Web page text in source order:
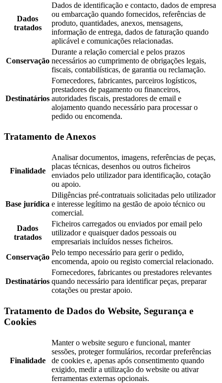
Dados
tratados
Dados de identificação e contacto, dados de empresa
ou embarcação quando fornecidos, referências de
produto, quantidades, anexos, mensagens,
informação de entrega, dados de faturação quando
aplicável e comunicações relacionadas.
Conservação
Durante a relação comercial e pelos prazos
necessários ao cumprimento de obrigações legais,
fiscais, contabilísticas, de garantia ou reclamação.
Destinatários
Fornecedores, fabricantes, parceiros logísticos,
prestadores de pagamento ou financeiros,
autoridades fiscais, prestadores de email e
alojamento quando necessário para processar o
pedido ou encomenda.
Tratamento de Anexos
Finalidade
Analisar documentos, imagens, referências de peças,
placas técnicas, desenhos ou outros ficheiros
enviados pelo utilizador para identificação, cotação
ou apoio.
Base jurídica
Diligências pré-contratuais solicitadas pelo utilizador
e interesse legítimo na gestão de apoio técnico ou
comercial.
Dados
tratados
Ficheiros carregados ou enviados por email pelo
utilizador e quaisquer dados pessoais ou
empresariais incluídos nesses ficheiros.
Conservação
Pelo tempo necessário para gerir o pedido,
encomenda, apoio ou registo comercial relacionado.
Destinatários
Fornecedores, fabricantes ou prestadores relevantes
quando necessário para identificar peças, preparar
cotações ou prestar apoio.
Tratamento de Dados do Website, Segurança e
Cookies
Finalidade
Manter o website seguro e funcional, manter
sessões, proteger formulários, recordar preferências
de cookies e, apenas após consentimento quando
exigido, medir a utilização do website ou ativar
ferramentas externas opcionais.